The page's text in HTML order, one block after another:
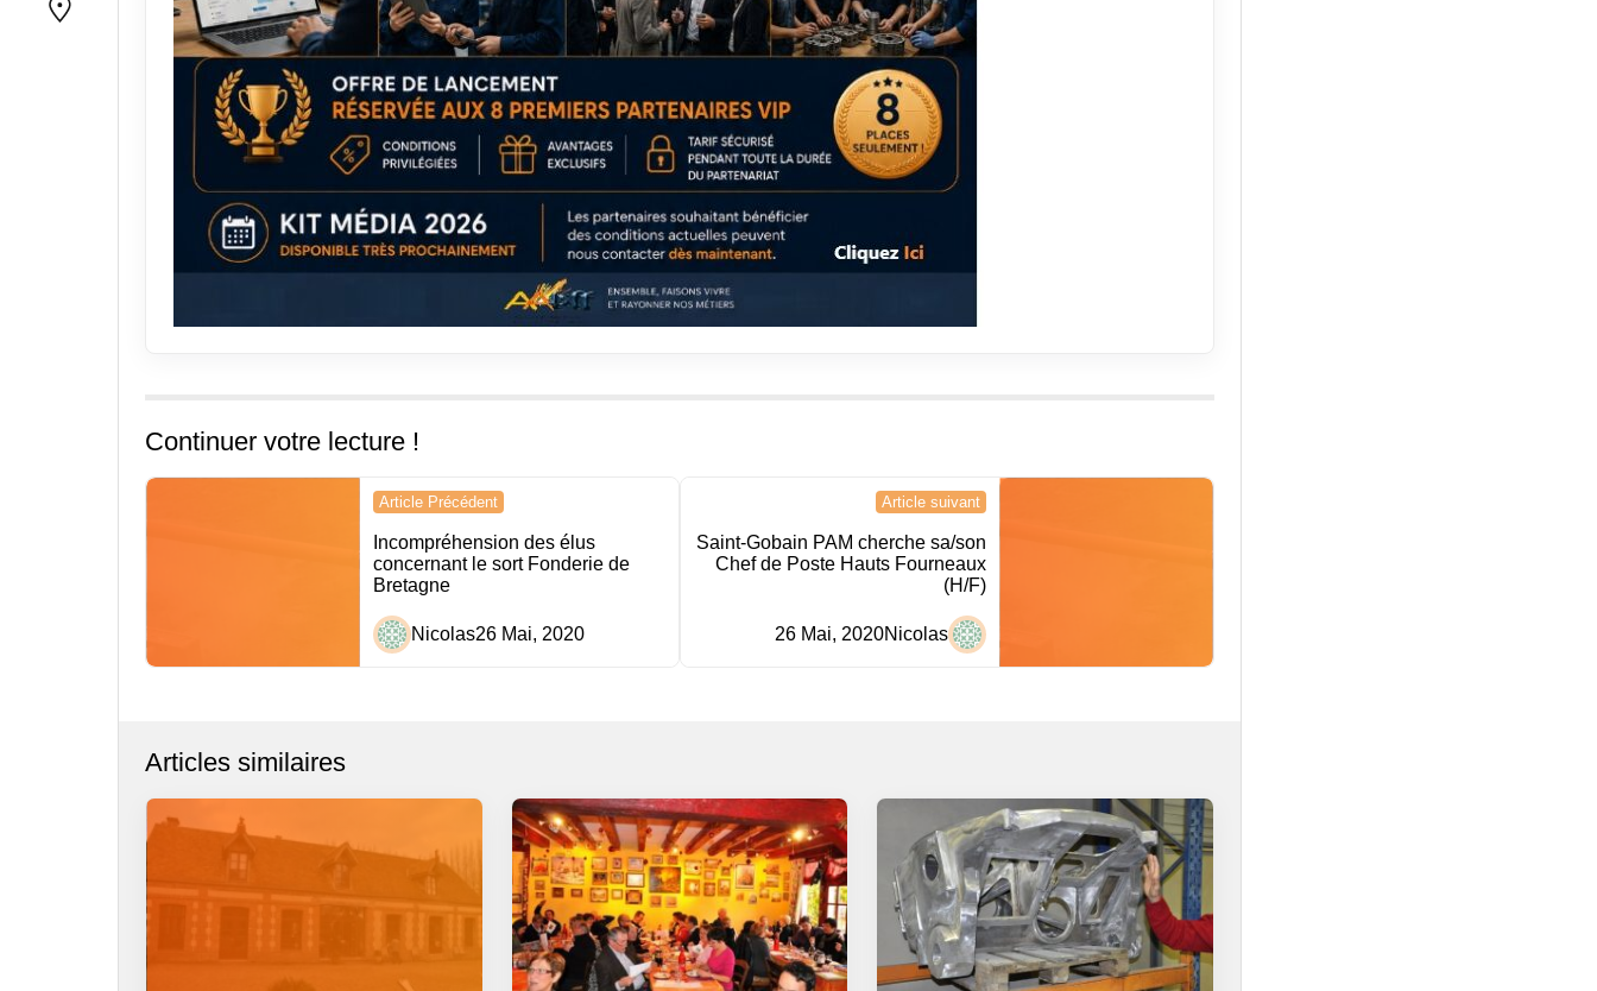
Continuer votre lecture !
Navigation
de
Article Précédent
Incompréhension des élus
concernant le sort Fonderie de
Bretagne
Nicolas26 Mai, 2020
Article suivant
Saint-Gobain PAM cherche sa/son
Chef de Poste Hauts Fourneaux
(H/F)
Nicolas
26 Mai, 2020
Articles similaires